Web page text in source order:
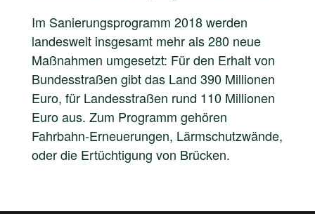
Im Sanierungsprogramm 2018 werden
landesweit insgesamt mehr als 280 neue
Maßnahmen umgesetzt: Für den Erhalt von
Bundesstraßen gibt das Land 390 Millionen
Euro, für Landesstraßen rund 110 Millionen
Euro aus. Zum Programm gehören
Fahrbahn-Erneuerungen, Lärmschutzwände,
oder die Ertüchtigung von Brücken.